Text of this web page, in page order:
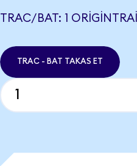
TRAC/BAT: 1
TRAC - BAT TAKAS ET